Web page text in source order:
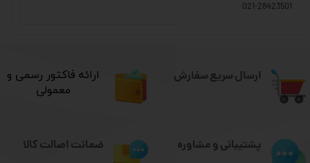
021-28423501
ارسال سریع سفارش
​ارائه فاکتور رسمی و
معمولی
پشتیبانی و مشاوره ضمانت اصالت کالا